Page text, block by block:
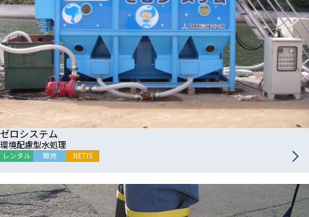
ゼロシステム
環境配慮型水処理
レンタル 販売 NETIS